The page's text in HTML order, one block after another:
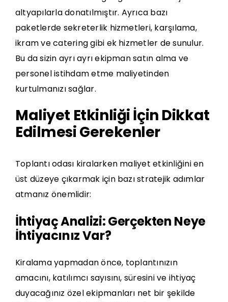
altyapılarla donatılmıştır. Ayrıca bazı
paketlerde sekreterlik hizmetleri, karşılama,
ikram ve catering gibi ek hizmetler de sunulur.
Bu da sizin ayrı ayrı ekipman satın alma ve
personel istihdam etme maliyetinden
kurtulmanızı sağlar.
Maliyet Etkinliği İçin Dikkat
Edilmesi Gerekenler
Toplantı odası kiralarken maliyet etkinliğini en
üst düzeye çıkarmak için bazı stratejik adımlar
atmanız önemlidir:
İhtiyaç Analizi: Gerçekten Neye
İhtiyacınız Var?
Kiralama yapmadan önce, toplantınızın
amacını, katılımcı sayısını, süresini ve ihtiyaç
duyacağınız özel ekipmanları net bir şekilde